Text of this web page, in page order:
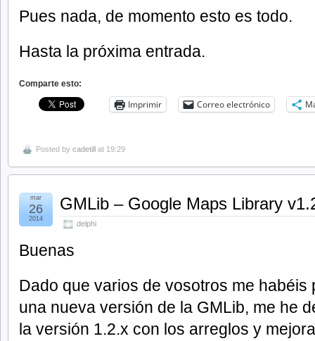
Pues nada, de momento esto es todo.
Hasta la próxima entrada.
Comparte esto:
Imprimir Correo electrónico
Posted by cadetill at 19:29
GMLib – Google Maps Library
delphi
mar
26
2014
Buenas
Dado que varios de vosotros me habéis
una nueva versión de la GMLib, me he
la versión 1.2.x con los arreglos y